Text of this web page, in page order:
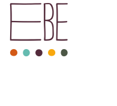
Skip to main content